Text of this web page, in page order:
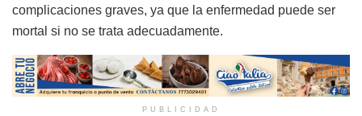
complicaciones graves, ya que la enfermedad puede ser
mortal si no se trata adecuadamente.
PUBLICIDAD